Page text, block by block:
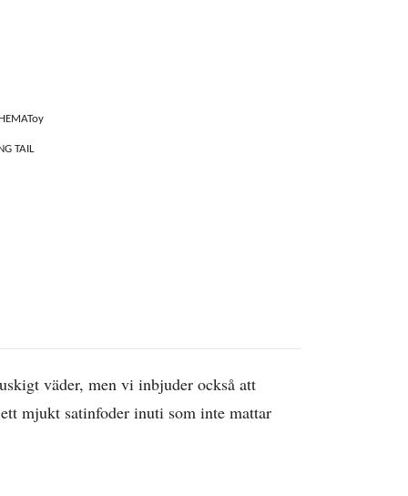
TAIL
väder, men vi inbjuder också att
mjukt satinfoder inuti som inte mattar